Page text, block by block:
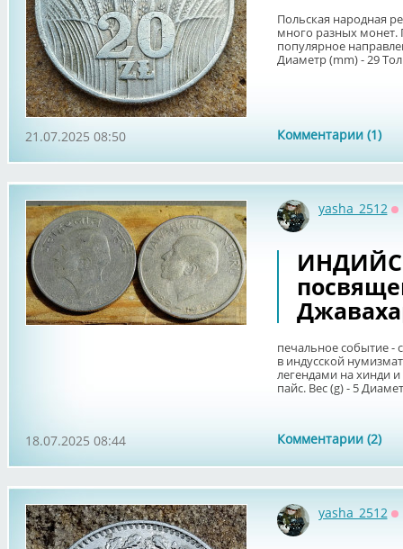
Польская народная
много разных монет.
популярное
Диаметр (mm) - 29
Комментарии (1)
21.07.2025 08:50
yasha_2512
печальное событие -
в индусской
легендами на хинди
пайс. Вес (g) - 5
Комментарии (2)
18.07.2025 08:44
yasha_2512